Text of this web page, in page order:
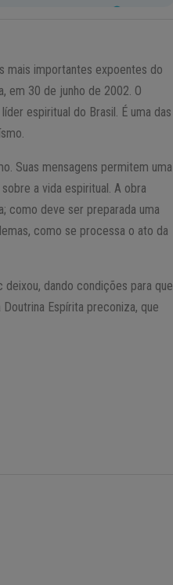
mais importantes expoentes do
em 30 de junho de 2002. O
espiritual do Brasil. É uma das
Suas mensagens permitem uma
a vida espiritual. A obra
como deve ser preparada uma
como se processa o ato da
dando condições para que
Espírita preconiza, que